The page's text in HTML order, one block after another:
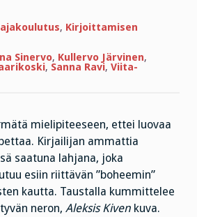
, Kirjoittamisen
Sinervo, Kullervo Järvinen,
, Sanna Ravi, Viita-
mielipiteeseen, ettei luovaa
Kirjailijan ammattia
saatuna lahjana, joka
esiin riittävän ”boheemin”
kautta. Taustalla kummittelee
neron, Aleksis Kiven kuva.